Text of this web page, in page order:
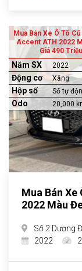
Mua Bán Xe Ô Tô
Accent ATH 2022
Giá 490 Triệu
Năm SX 2022
Động cơ Xăng
Hộp số Số tự
Odo 20,000
Mua Bán Xe
2022 Màu
Số 2 Dương
2022